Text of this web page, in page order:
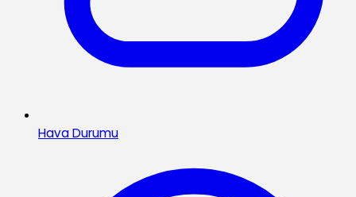
Hava Durumu